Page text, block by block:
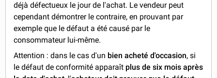
déjà défectueux le jour de l'achat. Le vendeur peut
cependant démontrer le contraire, en prouvant par
exemple que le défaut a été causé par le
consommateur lui-même.
Attention : dans le cas d'un bien acheté d'occasion, si
le défaut de conformité apparaît plus de six mois après